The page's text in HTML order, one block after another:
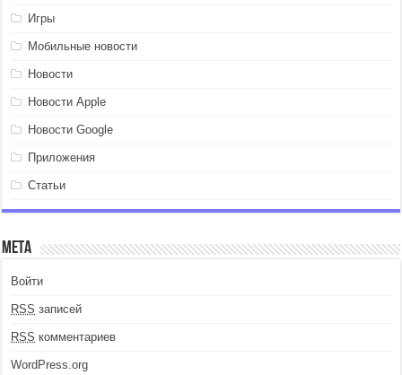
Игры
Мобильные новости
Новости
Новости Apple
Новости Google
Приложения
Статьи
Мета
Войти
RSS записей
RSS комментариев
WordPress.org